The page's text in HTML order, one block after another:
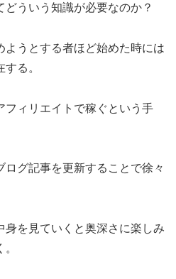
ういう知識が必要なのか？
ようとする者ほど始めた時には
る。
フィリエイトで稼ぐという手
ログ記事を更新することで徐々
身を見ていくと奥深さに楽しみ